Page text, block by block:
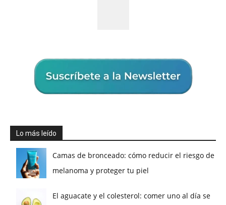
Lo más leído
Camas de bronceado: cómo reducir el riesgo de
melanoma y proteger tu piel
El aguacate y el colesterol: comer uno al día se